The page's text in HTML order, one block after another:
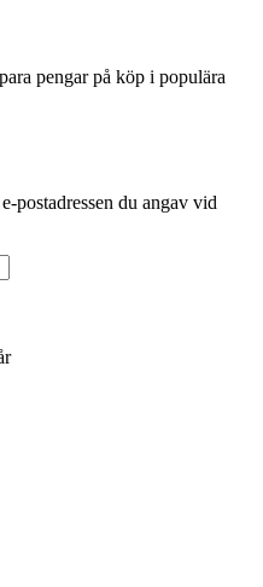
pengar på köp i populära
postadressen du angav vid